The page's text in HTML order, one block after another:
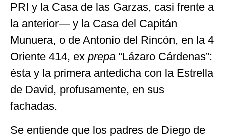
PRI y la Casa de las Garzas, casi frente a
la anterior— y la Casa del Capitán
Munuera, o de Antonio del Rincón, en la 4
Oriente 414, ex prepa “Lázaro Cárdenas”:
ésta y la primera antedicha con la Estrella
de David, profusamente, en sus
fachadas.
Se entiende que los padres de Diego de